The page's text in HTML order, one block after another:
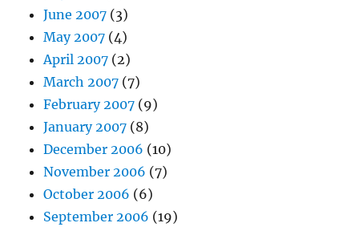
June 2007 (3)
May 2007 (4)
April 2007 (2)
March 2007 (7)
February 2007 (9)
January 2007 (8)
December 2006 (10)
November 2006 (7)
October 2006 (6)
September 2006 (19)